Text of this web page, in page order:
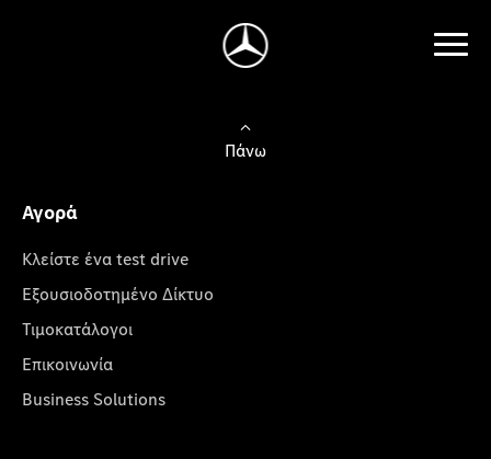
Πάνω
Αγορά
Κλείστε ένα test drive
Εξουσιοδοτημένο Δίκτυο
Τιμοκατάλογοι
Επικοινωνία
Business Solutions